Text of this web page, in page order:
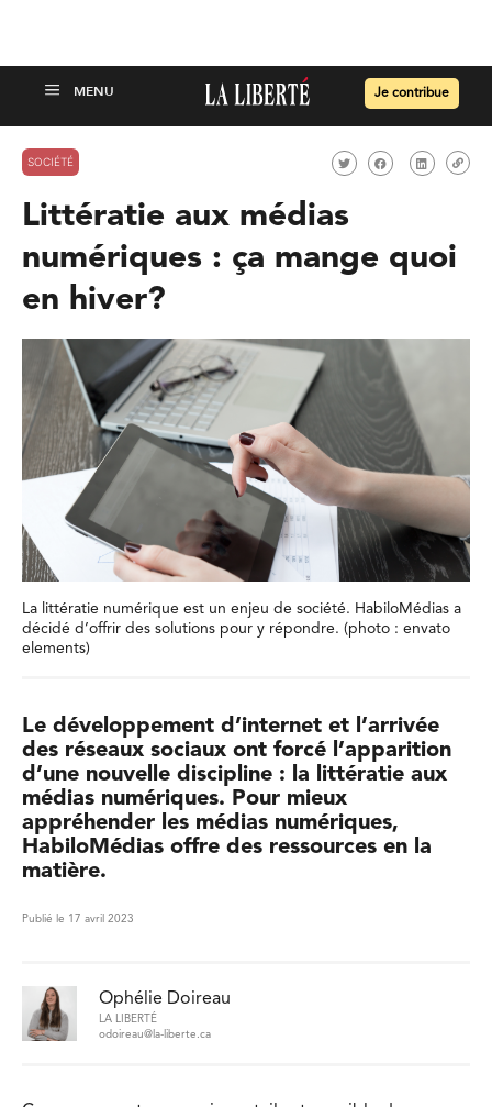
Je contribue
SOCIÉTÉ
Littératie aux médias
numériques : ça mange quoi
en hiver?
La littératie numérique est un enjeu de société. HabiloMédias a
décidé d’offrir des solutions pour y répondre. (photo : envato
elements)
Le développement d’internet et l’arrivée
des réseaux sociaux ont forcé l’apparition
d’une nouvelle discipline : la littératie aux
médias numériques. Pour mieux
appréhender les médias numériques,
HabiloMédias offre des ressources en la
matière.
Publié le 17 avril 2023
Ophélie Doireau
LA LIBERTÉ
odoireau@la-liberte.ca